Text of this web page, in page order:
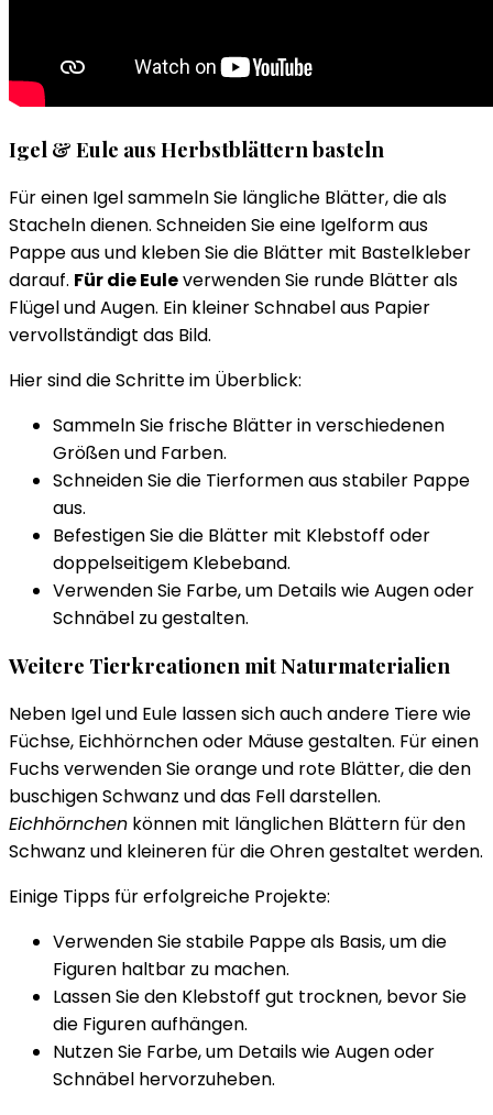
Igel & Eule aus Herbstblättern basteln
Für einen Igel sammeln Sie längliche Blätter, die als
Stacheln dienen. Schneiden Sie eine Igelform aus
Pappe aus und kleben Sie die Blätter mit Bastelkleber
darauf. Für die Euleverwenden Sie runde Blätter als
Flügel und Augen. Ein kleiner Schnabel aus Papier
vervollständigt das Bild.
Hier sind die Schritte im Überblick:
Sammeln Sie frische Blätter in verschiedenen
Größen und Farben.
Schneiden Sie die Tierformen aus stabiler Pappe
aus.
Befestigen Sie die Blätter mit Klebstoff oder
doppelseitigem Klebeband.
Verwenden Sie Farbe, um Details wie Augen oder
Schnäbel zu gestalten.
Weitere Tierkreationen mit Naturmaterialien
Neben Igel und Eule lassen sich auch andere Tiere wie
Füchse, Eichhörnchen oder Mäuse gestalten. Für einen
Fuchs verwenden Sie orange und rote Blätter, die den
buschigen Schwanz und das Fell darstellen.
Eichhörnchen können mit länglichen Blättern für den
Schwanz und kleineren für die Ohren gestaltet werden.
Einige Tipps für erfolgreiche Projekte:
Verwenden Sie stabile Pappe als Basis, um die
Figuren haltbar zu machen.
Lassen Sie den Klebstoff gut trocknen, bevor Sie
die Figuren aufhängen.
Nutzen Sie Farbe, um Details wie Augen oder
Schnäbel hervorzuheben.